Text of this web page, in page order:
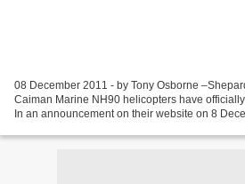
08 December 2011 - by Tony Osborne
Caiman Marine NH90 helicopters have
In an announcement on their website on 8